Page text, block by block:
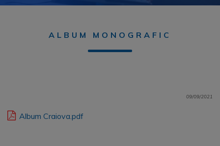
ALBUM MONOGRAFIC
09/09/2021
Album Craiova.pdf